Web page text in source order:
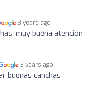
3 years ago
muy buena atención
3 years ago
buenas canchas